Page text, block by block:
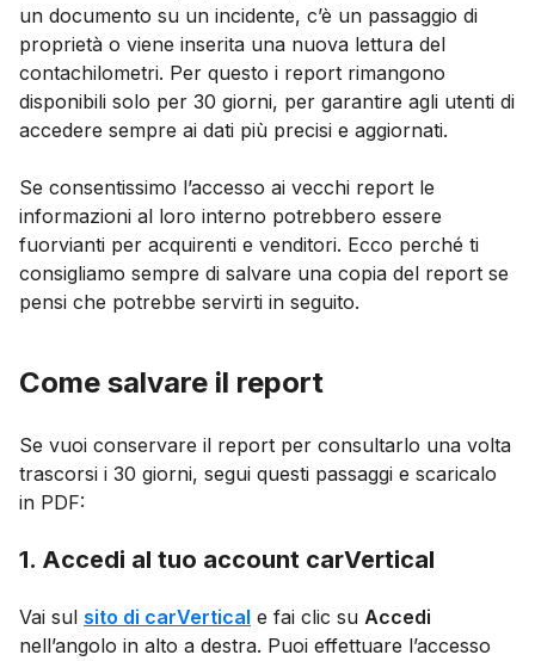
un documento su un incidente, c’è un passaggio di
proprietà o viene inserita una nuova lettura del
contachilometri. Per questo i report rimangono
disponibili solo per 30 giorni, per garantire agli utenti di
accedere sempre ai dati più precisi e aggiornati.
Se consentissimo l’accesso ai vecchi report le
informazioni al loro interno potrebbero essere
fuorvianti per acquirenti e venditori. Ecco perché ti
consigliamo sempre di salvare una copia del report se
pensi che potrebbe servirti in seguito.
Come salvare il report
Se vuoi conservare il report per consultarlo una volta
trascorsi i 30 giorni, segui questi passaggi e scaricalo
in PDF:
1. Accedi al tuo account carVertical
Vai sul sito di carVertical e fai clic su Accedi
nell’angolo in alto a destra. Puoi effettuare l’accesso